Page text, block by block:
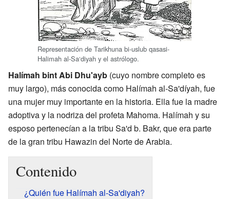
Representación de Tarikhuna bi-uslub qasasi-
Halimah al-Sa‘diyah y el astrólogo.
Halímah bint Abi Dhu'ayb (cuyo nombre completo es
muy largo), más conocida como Halímah al-Sa'díyah, fue
una mujer muy importante en la historia. Ella fue la madre
adoptiva y la nodriza del profeta Mahoma. Halímah y su
esposo pertenecían a la tribu Sa'd b. Bakr, que era parte
de la gran tribu Hawazin del Norte de Arabia.
Contenido
¿Quién fue Halímah al-Sa'diyah?